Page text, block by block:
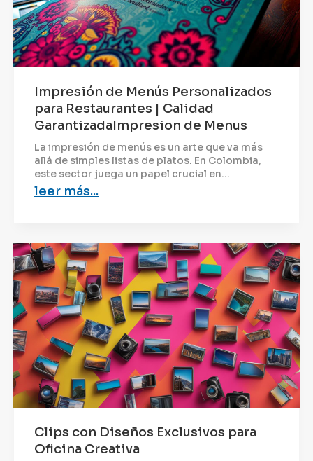
Impresión de Menús Personalizados
para Restaurantes | Calidad
GarantizadaImpresion de Menus
La impresión de menús es un arte que va más
allá de simples listas de platos. En Colombia,
este sector juega un papel crucial en...
leer más...
Clips con Diseños Exclusivos para
Oficina Creativa